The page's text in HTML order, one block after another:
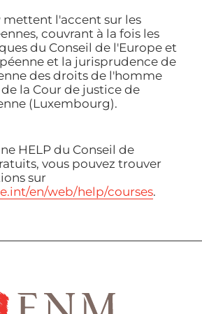
mettent l'accent sur les
couvrant à la fois les
du Conseil de l'Europe et
et la jurisprudence de
des droits de l'homme
la Cour de justice de
(Luxembourg).
HELP du Conseil de
vous pouvez trouver
sur
en/web/help/courses.